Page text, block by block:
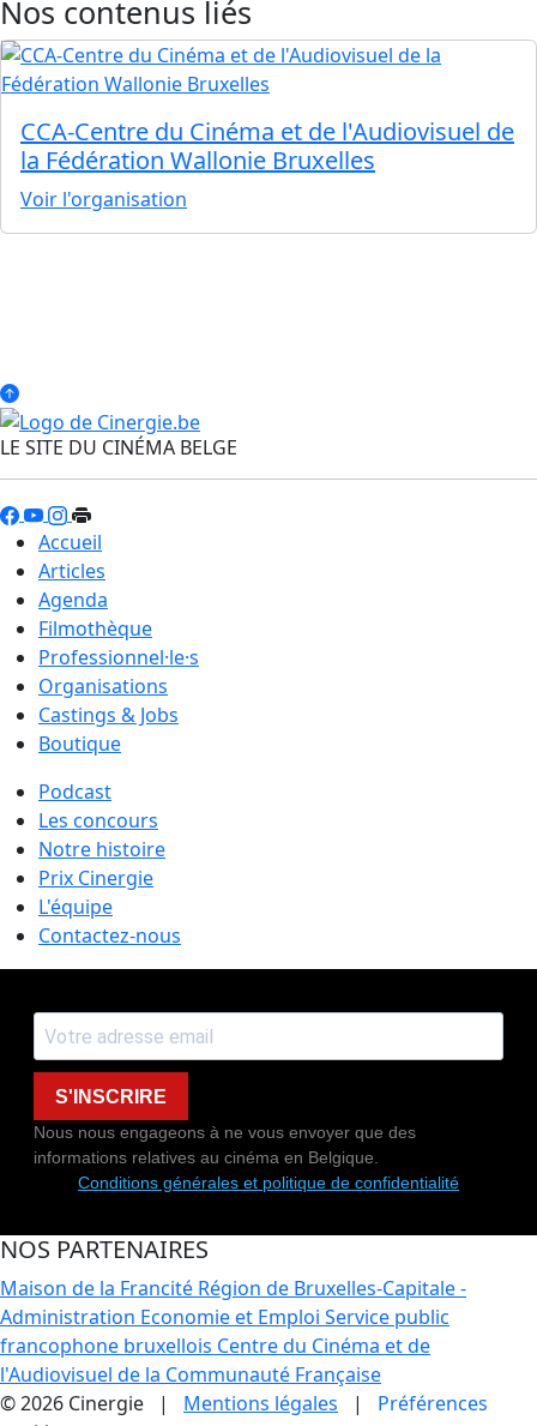
Nos contenus liés
CCA-Centre du Cinéma et de l'Audiovisuel de
la Fédération Wallonie Bruxelles
Voir l'organisation
LE SITE DU CINÉMA BELGE
Accueil
Articles
Agenda
Filmothèque
Professionnel·le·s
Organisations
Castings & Jobs
Boutique
Podcast
Les concours
Notre histoire
Prix Cinergie
L'équipe
Contactez-nous
S'INSCRIRE
Nous nous engageons à ne vous envoyer que des
informations relatives au cinéma en Belgique.
Conditions générales et politique de confidentialité
NOS PARTENAIRES
Maison de la Francité Région de Bruxelles-Capitale -
Administration Economie et Emploi Service public
francophone bruxellois Centre du Cinéma et de
l'Audiovisuel de la Communauté Française
© 2026 Cinergie | Mentions légales | Préférences